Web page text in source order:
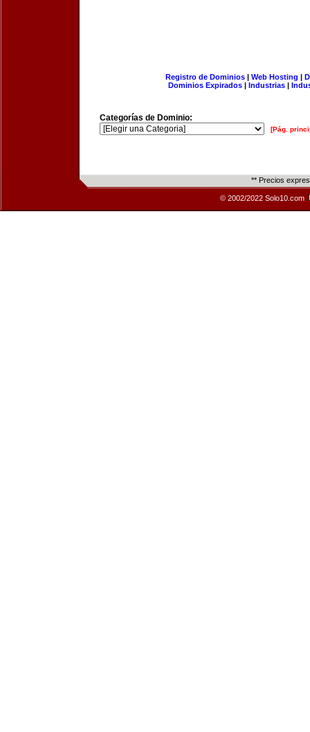
Registro de Dominios| Web Hosting |
Dominios Expirados | Industrias |
Categorías de Dominio:
[Pág.
** Precios
© 2002/2022 Solo10.com